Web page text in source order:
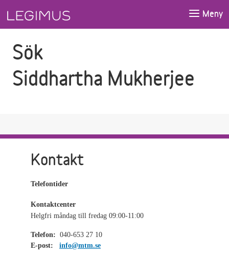
Meny
Sök
Siddhartha Mukherjee
Kontakt
Telefontider
Kontaktcenter
Helgfri måndag till fredag 09:00-11:00
Telefon: 040-653 27 10
E-post:
info@mtm.se